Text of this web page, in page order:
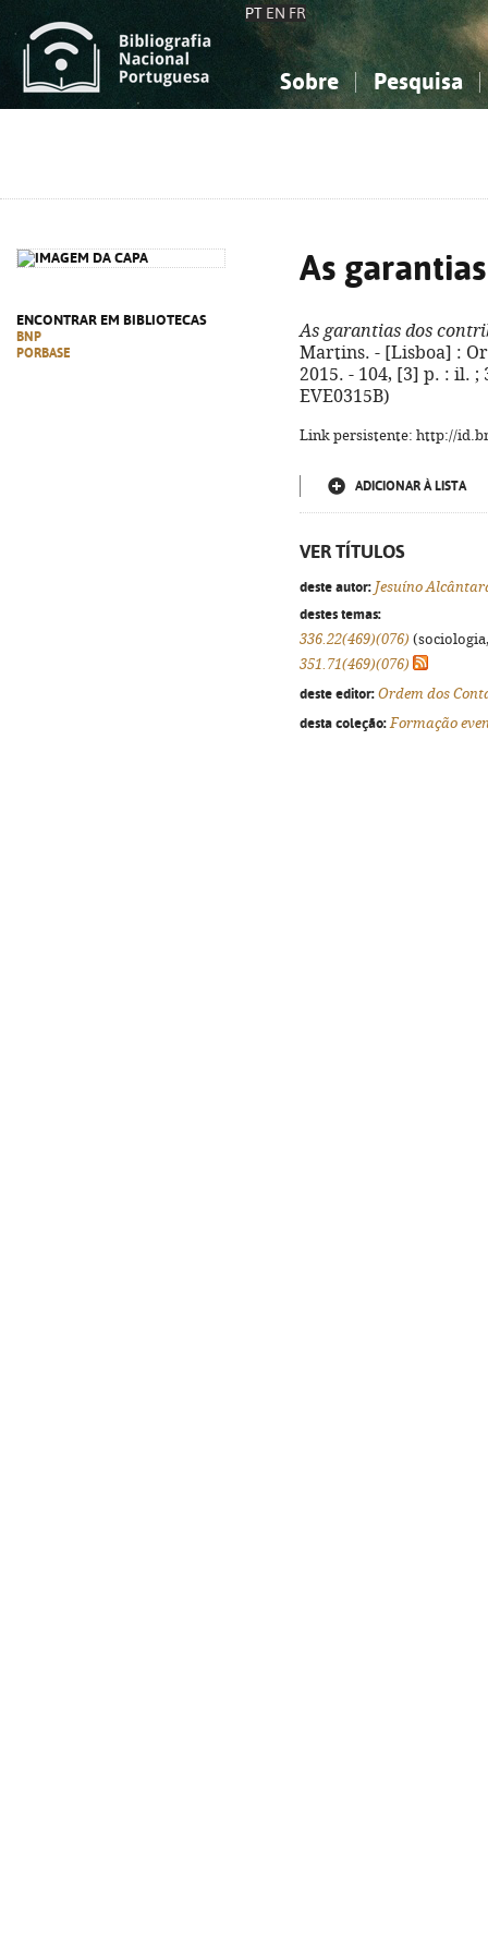
PT EN FR
Sobre Pesquisa
ENCONTRAR EM BIBLIOTECAS
BNP
PORBASE
As
As garantias dos
Martins. - [Lisboa] :
2015. - 104, [3] p. : il. ;
EVE0315B)
Link persistente: http://
ADICIONAR À LISTA
VER TÍTULOS
deste autor: Jesuíno
destes temas:
336.22(469)(076)
351.71(469)(076)
deste editor: Ordem dos
desta coleção: Formação